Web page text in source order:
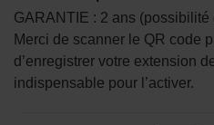
GARANTIE : 2 ans
Merci de scanner le QR code
d’enregistrer votre extension
indispensable pour l’activer.